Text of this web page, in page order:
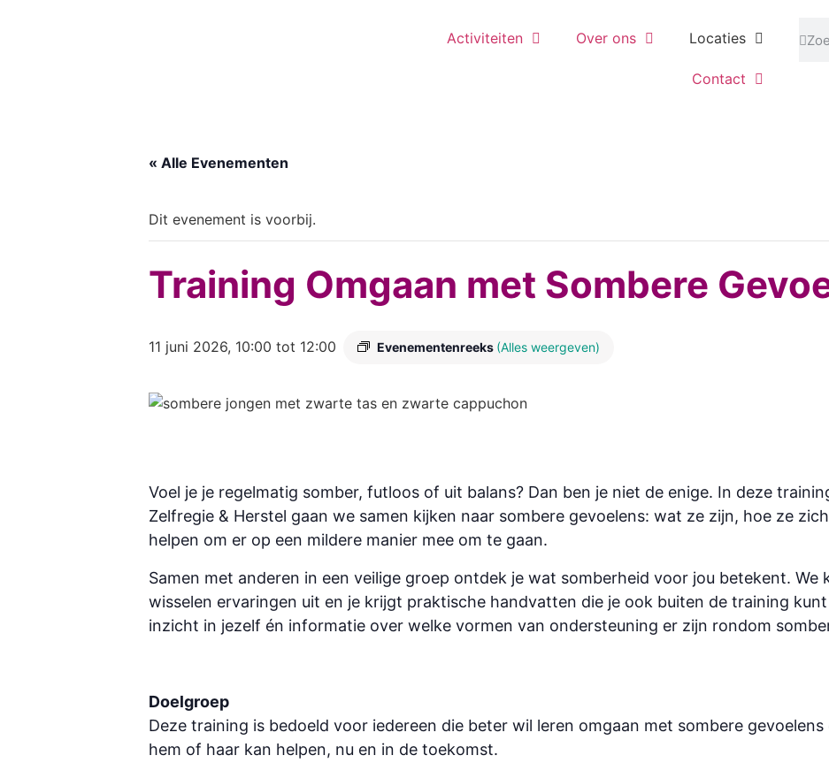
Activiteiten Over ons Locaties
Contact
« Alle Evenementen
Dit evenement is voorbij.
Training Omgaan met Sombere
11 juni 2026, 10:00 tot 12:00 Evenementenreeks (Alles weergeven)
Voel je je regelmatig somber, futloos of uit balans? Dan ben je niet de enige. In deze
Zelfregie & Herstel gaan we samen kijken naar sombere gevoelens: wat ze zijn, hoe ze
helpen om er op een mildere manier mee om te gaan.
Samen met anderen in een veilige groep ontdek je wat somberheid voor jou betekent. We
wisselen ervaringen uit en je krijgt praktische handvatten die je ook buiten de training
inzicht in jezelf én informatie over welke vormen van ondersteuning er zijn rondom
Doelgroep
Deze training is bedoeld voor iedereen die beter wil leren omgaan met sombere
hem of haar kan helpen, nu en in de toekomst.